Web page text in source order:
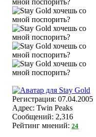
Регистрация: 07.04.2005
Адрес: Twin Peaks
Сообщений: 2,316
Рейтинг мнений: 24